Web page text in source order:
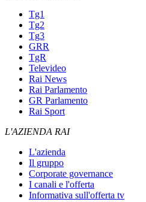
Tg1
Tg2
Tg3
GRR
TgR
Televideo
Rai News
Rai Parlamento
GR Parlamento
Rai Sport
L'AZIENDA RAI
L'azienda
Il gruppo
Corporate governance
I canali e l'offerta
Informativa sull'offerta tv